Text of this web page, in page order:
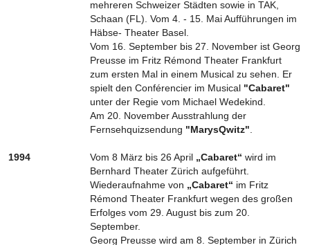
mehreren Schweizer Städten sowie in TAK,
Schaan (FL). Vom 4. - 15. Mai Aufführungen im
Häbse- Theater Basel.
Vom 16. September bis 27. November ist Georg
Preusse im Fritz Rémond Theater Frankfurt
zum ersten Mal in einem Musical zu sehen. Er
spielt den Conférencier im Musical "Cabaret"
unter der Regie vom Michael Wedekind.
Am 20. November Ausstrahlung der
Fernsehquizsendung "MarysQwitz"
1994 Vom 8 März bis 26 April „Cabaret“ wird im
Bernhard Theater Zürich aufgeführt.
Wiederaufnahme von „Cabaret“ im Fritz
Rémond Theater Frankfurt wegen des großen
Erfolges vom 29. August bis zum 20.
September.
Georg Preusse wird am 8. September in Zürich